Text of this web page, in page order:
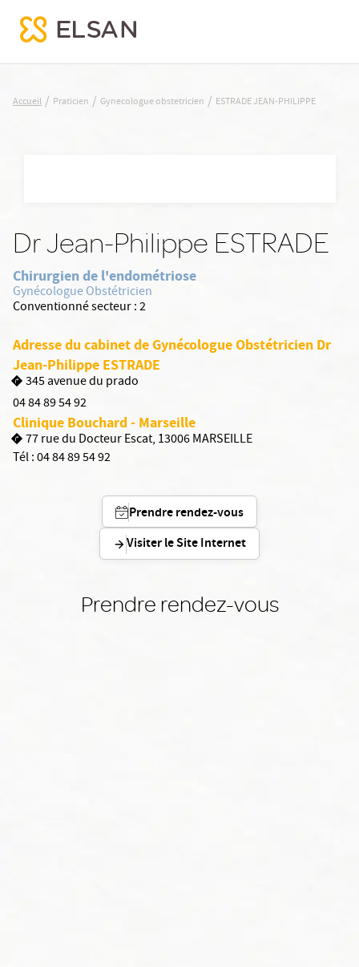
ESTRADE JEAN-PHILIPPE
Accueil / Praticien / Gynecologue obstetricien / ESTRADE JEAN-PHILIPPE
Dr Jean-Philippe ESTRADE
Chirurgien de l'endométriose
Gynécologue Obstétricien
Conventionné secteur :2
Adresse du cabinet de Gynécologue Obstétricien Dr
Jean-Philippe ESTRADE
345 avenue du prado
04 84 89 54 92
Clinique Bouchard - Marseille
77 rue du Docteur Escat, 13006 MARSEILLE
Tél :04 84 89 54 92
Prendre rendez-vous
Visiter le Site Internet
Prendre rendez-vous